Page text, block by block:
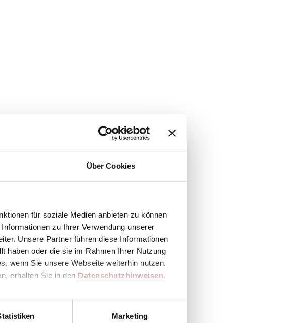
Über Cookies
für soziale Medien anbieten zu können
zu Ihrer Verwendung unserer
Unsere Partner führen diese Informationen
haben oder die sie im Rahmen Ihrer Nutzung
wenn Sie unsere Webseite weiterhin nutzen.
erhalten Sie in den Datenschutzhinweisen,
Marketing